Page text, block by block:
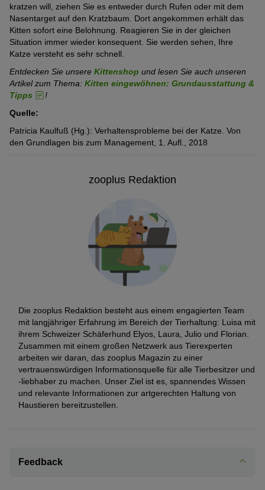
kratzen will, ziehen Sie es entweder durch Rufen oder mit dem
Nasentarget auf den Kratzbaum. Dort angekommen erhält das
Kitten sofort eine Belohnung. Reagieren Sie in der gleichen
Situation immer wieder konsequent. Sie werden sehen, Ihre
Katze versteht es sehr schnell.
Entdecken Sie unsere Kittenshop und lesen Sie auch unseren
Artikel zum Thema: Kitten eingewöhnen: Grundausstattung &
Tipps
!
Quelle:
Patricia Kaulfuß (Hg.): Verhaltensprobleme bei der Katze. Von
den Grundlagen bis zum Management, 1. Aufl., 2018
zooplus Redaktion
Die zooplus Redaktion besteht aus einem engagierten Team
mit langjähriger Erfahrung im Bereich der Tierhaltung: Luisa mit
ihrem Schweizer Schäferhund Elyos, Laura, Julio und Florian.
Zusammen mit einem großen Netzwerk aus Tierexperten
arbeiten wir daran, das zooplus Magazin zu einer
vertrauenswürdigen Informationsquelle für alle Tierbesitzer und
-liebhaber zu machen. Unser Ziel ist es, spannendes Wissen
und relevante Informationen zur artgerechten Haltung von
Haustieren bereitzustellen.
Feedback